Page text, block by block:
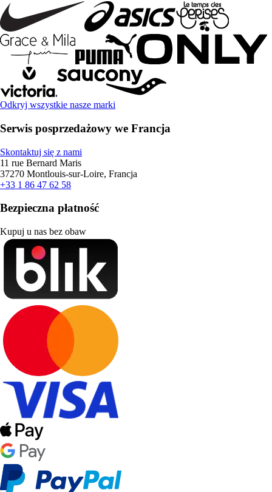
Odkryj wszystkie nasze marki
Serwis posprzedażowy we Francja
Skontaktuj się z nami
11 rue Bernard Maris
37270 Montlouis-sur-Loire, Francja
+33 1 86 47 62 58
Bezpieczna płatność
Kupuj u nas bez obaw